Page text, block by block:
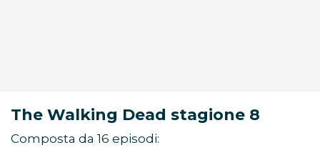
The Walking Dead stagione 8
Composta da 16 episodi: